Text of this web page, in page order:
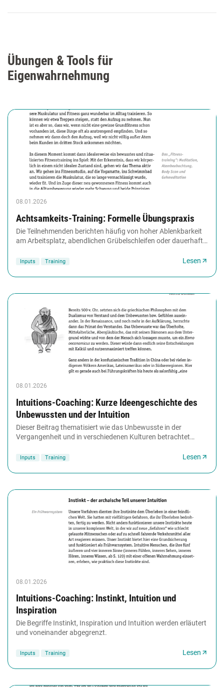
Übungen & Tools für
Eigenwahrnehmung
08.01.2026
Achtsamkeits-Training: Formelle Übungspraxis
Die Teilnehmenden berichten häufig von hoher Ablenkbarkeit
am Arbeitsplatz, abendlichen Grübelschleifen oder dauerhaft
Inputs Training Lesen
08.01.2026
Intuitions-Coaching: Kurze Ideengeschichte des
Unbewussten und der Intuition
Dieser Beitrag thematisiert wie das Unbewusste in der
Vergangenheit und in verschiedenen Kulturen betrachtet
Inputs Training Lesen
08.01.2026
Intuitions-Coaching: Instinkt, Intuition und
Inspiration
Die Begriffe Instinkt, Inspiration und Intuition werden erläutert
und voneinander abgegrenzt.
Inputs Training Lesen